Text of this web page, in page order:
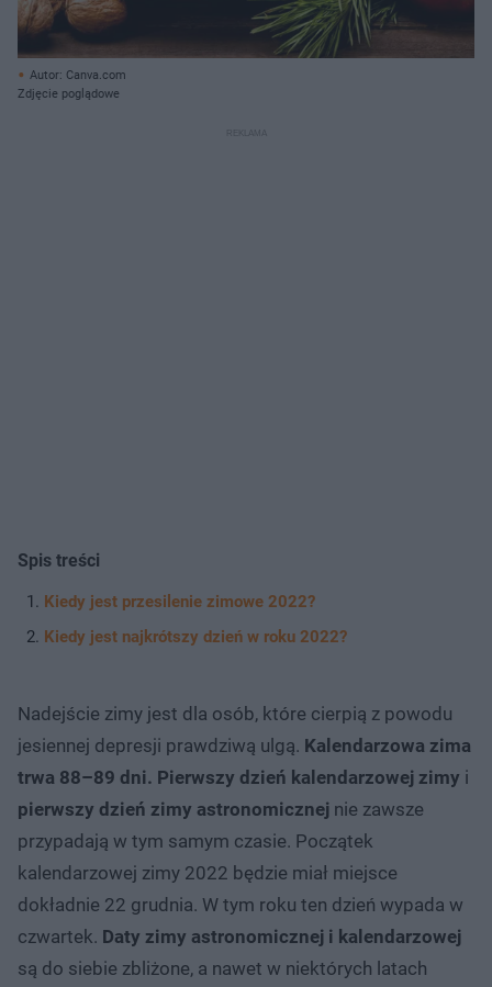
Autor: Canva.com
Zdjęcie poglądowe
Spis treści
Kiedy jest przesilenie zimowe 2022?
Kiedy jest najkrótszy dzień w roku 2022?
Nadejście zimy jest dla osób, które cierpią z powodu
jesiennej depresji prawdziwą ulgą. Kalendarzowa zima
trwa 88–89 dni. Pierwszy dzień kalendarzowej zimy i
pierwszy dzień zimy astronomicznej nie zawsze
przypadają w tym samym czasie. Początek
kalendarzowej zimy 2022 będzie miał miejsce
dokładnie 22 grudnia. W tym roku ten dzień wypada w
czwartek. Daty zimy astronomicznej i kalendarzowej
są do siebie zbliżone, a nawet w niektórych latach